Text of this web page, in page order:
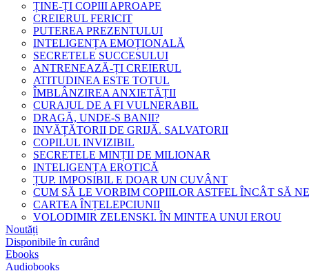
ȚINE-ȚI COPIII APROAPE
CREIERUL FERICIT
PUTEREA PREZENTULUI
INTELIGENȚA EMOȚIONALĂ
SECRETELE SUCCESULUI
ANTRENEAZĂ-ȚI CREIERUL
ATITUDINEA ESTE TOTUL
ÎMBLÂNZIREA ANXIETĂȚII
CURAJUL DE A FI VULNERABIL
DRAGĂ, UNDE-S BANII?
INVĂȚĂTORII DE GRIJĂ. SALVATORII
COPILUL INVIZIBIL
SECRETELE MINȚII DE MILIONAR
INTELIGENȚA EROTICĂ
ȚUP. IMPOSIBIL E DOAR UN CUVÂNT
CUM SĂ LE VORBIM COPIILOR ASTFEL ÎNCÂT SĂ
CARTEA ÎNȚELEPCIUNII
VOLODIMIR ZELENSKI. ÎN MINTEA UNUI EROU
Noutăți
Disponibile în curând
Ebooks
Audiobooks